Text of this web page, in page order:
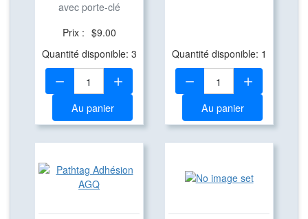
avec porte-clé
Prix : $9.00
Quantité disponible: 3
Quantité:
Au panier
Quantité disponible: 1
Quantité:
Au panier